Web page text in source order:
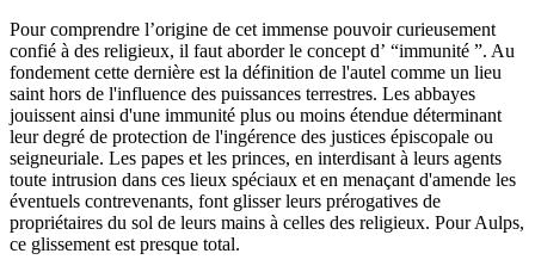
Pour comprendre l’origine de cet immense pouvoir curieusement
confié à des religieux, il faut aborder le concept d’ “immunité ”. Au
fondement cette dernière est la définition de l'autel comme un lieu
saint hors de l'influence des puissances terrestres. Les abbayes
jouissent ainsi d'une immunité plus ou moins étendue déterminant
leur degré de protection de l'ingérence des justices épiscopale ou
seigneuriale. Les papes et les princes, en interdisant à leurs agents
toute intrusion dans ces lieux spéciaux et en menaçant d'amende les
éventuels contrevenants, font glisser leurs prérogatives de
propriétaires du sol de leurs mains à celles des religieux. Pour Aulps,
ce glissement est presque total.